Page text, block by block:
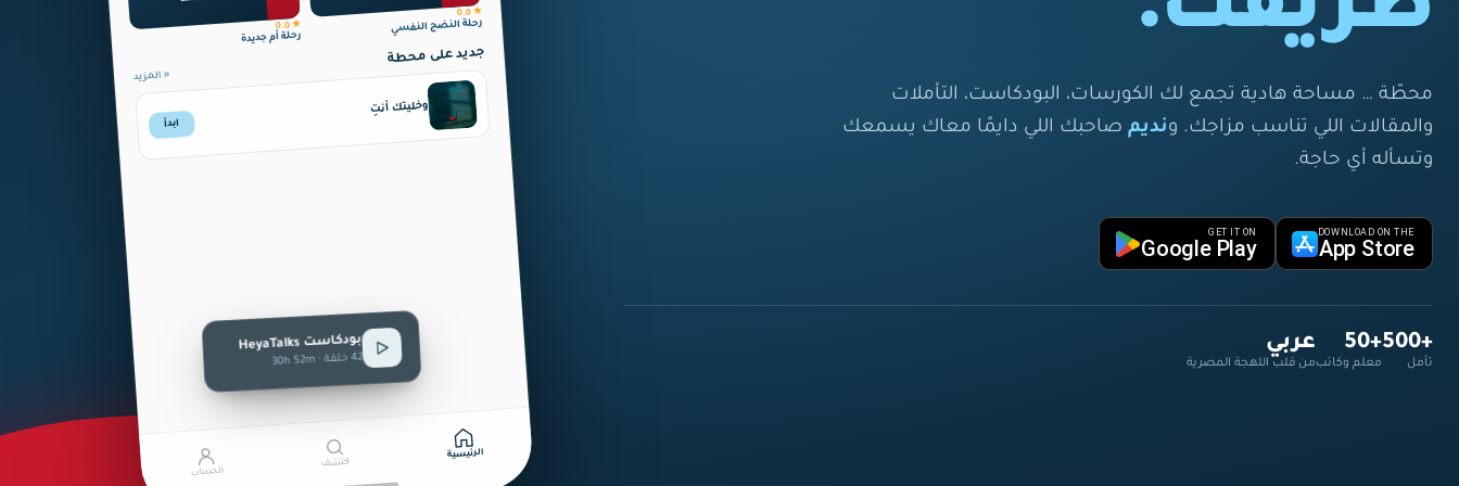
محطّة … مساحة هادية تجمع لك الكورسات، البودكاست، التأملات
والمقالات اللي تناسب مزاجك. ونديم صاحبك اللي دايمًا معاك يسمعك
وتسأله أي حاجة.
DOWNLOAD ON THE
App Store
GET IT ON
Google Play
+500
تأمل
+50
معلم وكاتب
عربي
من قلب اللهجة المصرية
★ 0.0
رحلة النضج النفسي ★ 0.0
رحلة أم جديدة
جديد على محطة
« المزيد
وخليتك أنتِ
ابدأ
الرئيسية
اكتشف
الحساب
بودكاست HeyaTalks
42 حلقة · 30h 52m